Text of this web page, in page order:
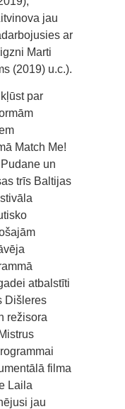
jau
ar
Marti
(2019) u.c.).
par
Match Me!
un
trīs Baltijas
atbalstīti
Dišleres
režisora
filma
Laila
jau